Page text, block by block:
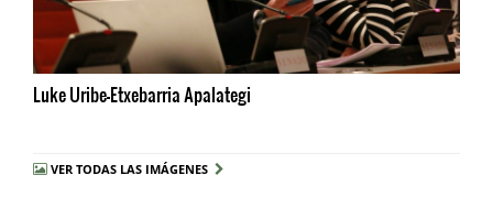
Luke Uribe-Etxebarria Apalategi
VER TODAS LAS IMÁGENES